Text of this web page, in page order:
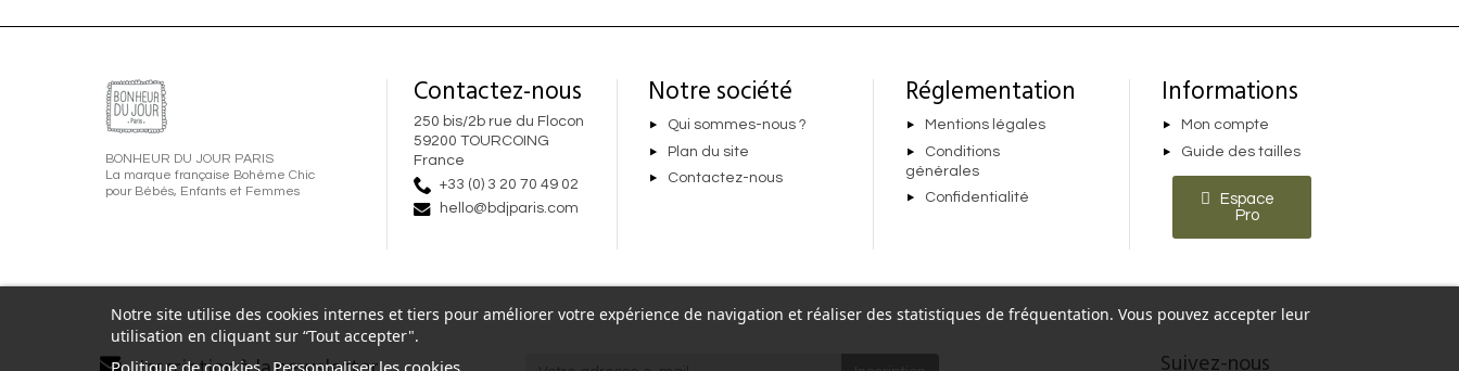
BONHEUR DU JOUR PARIS
La marque française Bohème Chic
pour Bébés, Enfants et Femmes
Contactez-nous
250 bis/2b rue du Flocon
59200 TOURCOING
France
+33 (0) 3 20 70 49 02
hello@bdjparis.com
Notre société
Qui sommes-nous ?
Plan du site
Contactez-nous
Réglementation
Mentions légales
Conditions
générales
Confidentialité
Informations
Mon compte
Guide des tailles
Espace
Pro
Notre site utilise des cookies internes et tiers pour améliorer votre expérience de navigation et réaliser des statistiques de fréquentation. Vous pouvez accepter leur
utilisation en cliquant sur “Tout accepter".
Politique de cookies Personnaliser les cookies Suivez-nous